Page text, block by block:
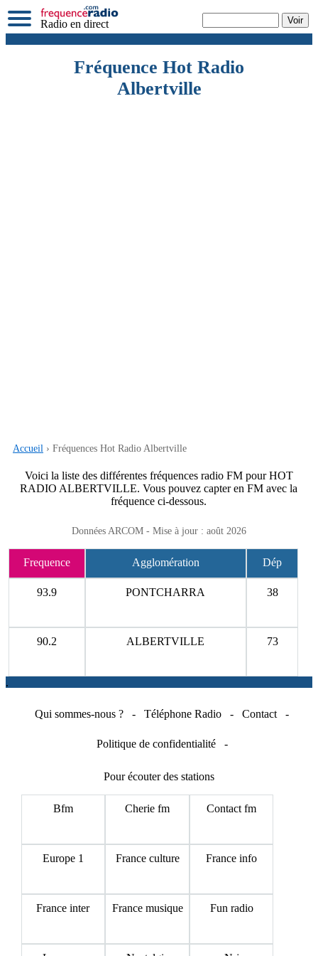
Radio en direct
Fréquence Hot Radio
Albertville
Accueil › Fréquences Hot Radio Albertville
Voici la liste des différentes fréquences radio FM pour HOT
RADIO ALBERTVILLE. Vous pouvez capter en FM avec la
fréquence ci-dessous.
Données ARCOM - Mise à jour : août 2026
Frequence Agglomération Dép
93.9 PONTCHARRA 38
90.2 ALBERTVILLE 73
.
Qui sommes-nous ? - Téléphone Radio - Contact -
Politique de confidentialité -
Pour écouter des stations
Bfm Cherie fm Contact fm
Europe 1 France culture France info
France inter France musique Fun radio